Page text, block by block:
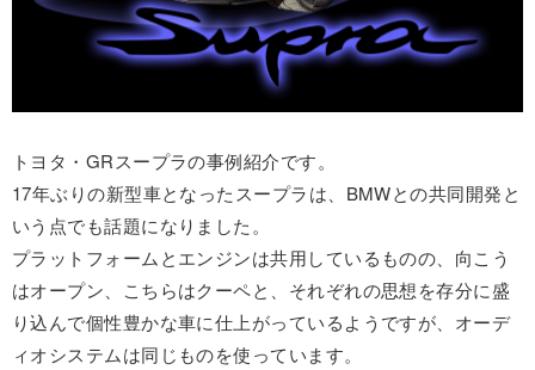
トヨタ・GRスープラの事例紹介です。
17年ぶりの新型車となったスープラは、BMWとの共同開発と
いう点でも話題になりました。
プラットフォームとエンジンは共用しているものの、向こう
はオープン、こちらはクーペと、それぞれの思想を存分に盛
り込んで個性豊かな車に仕上がっているようですが、オーデ
ィオシステムは同じものを使っています。